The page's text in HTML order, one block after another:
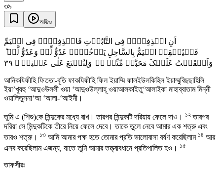
৩৯
অডিও
اَنِ اقۡذِفِیۡہِ فِی التَّابُوۡتِ فَاقۡذِفِیۡہِ فِی الۡیَمِّ
فَلۡیُلۡقِہِ الۡیَمُّ بِالسَّاحِلِ یَاۡخُذۡہُ عَدُوٌّ لِّیۡ وَعَدُوٌّ لَّہٗ ؕ
وَاَلۡقَیۡتُ عَلَیۡکَ مَحَبَّۃً مِّنِّیۡ ۬ۚ وَلِتُصۡنَعَ عَلٰی عَیۡنِیۡ ۘ ٣٩
আনিকযিফীহি ফিততা-বূতি ফাকযিফীহি ফিল ইয়াম্মি ফালইউলকিহিল ইয়াম্মুবিছছাহিলি
ইয়া’খুযহু ‘আদুওউললী ওয়া ‘আদুওউল্লাহূ ওয়াআলকাইতু‘আলাইকা মাহাব্বাতাম মিন্নী
ওয়ালিতুসনা‘আ ‘আলা-‘আইনী।
তুমি এ (শিশু)কে সিন্দুকের মধ্যে রাখ। তারপর সিন্দুকটি দরিয়ায় ফেলে দাও। ১২ তারপর
দরিয়া সে সিন্দুকটিকে তীরে নিয়ে ফেলে দেবে। তাকে তুলে নেবে আমার এক শত্রু এবং
তারও শত্রু। ১৩ আমি আমার পক্ষ হতে তোমার প্রতি ভালোবাসা বর্ষণ করেছিলাম ১৪ আর
এসব করেছিলাম এজন্য, যাতে তুমি আমার তত্ত্বাবধানে প্রতিপালিত হও। ১৫
তাফসীরঃ